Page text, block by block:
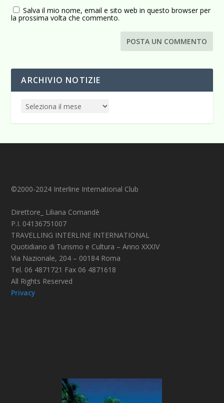
Salva il mio nome, email e sito web in questo browser per
la prossima volta che commento.
ARCHIVIO NOTIZIE
©2000-2024 Interline International Club
Direttore_ Liliana Comandè
P.I. 04136751007
TRAVELLING INTERLINE INTERNATIONAL
Quotidiano di Turismo e Cultura – Anno XXXIV
Via Nazionale, 204 – 00184 Roma
Tel. 06 4871721 Fax 06 4871618
All Rights Reserved
Privacy